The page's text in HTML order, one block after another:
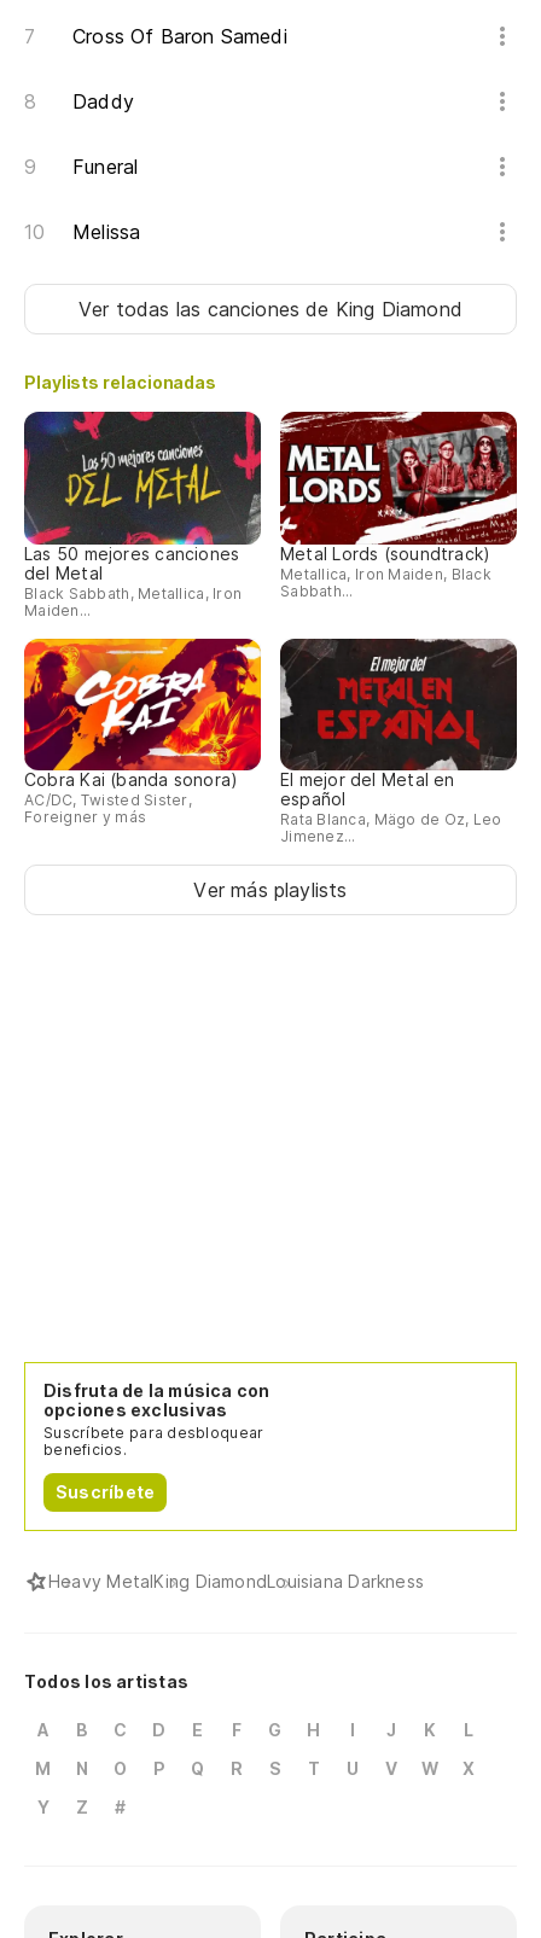
Cross Of Baron Samedi
Daddy
Funeral
Melissa
Ver todas las cancionesde King Diamond
Playlists relacionadas
Las 50 mejores canciones
del Metal
Black Sabbath, Metallica, Iron
Maiden...
Metal Lords (soundtrack)
Metallica, Iron Maiden, Black
Sabbath...
Cobra Kai (banda sonora)
AC/DC, Twisted Sister,
Foreigner y más
El mejor del Metal en
español
Rata Blanca, Mägo de Oz, Leo
Jimenez...
Ver más playlists
Disfruta de la música con
opciones exclusivas
Suscríbete para desbloquear
beneficios.
Suscríbete
Heavy MetalKing DiamondLouisiana Darkness
Todos los artistas
A B C D E F G H I J K
L
M
N O P Q R S T U V W
X
Y
Z #